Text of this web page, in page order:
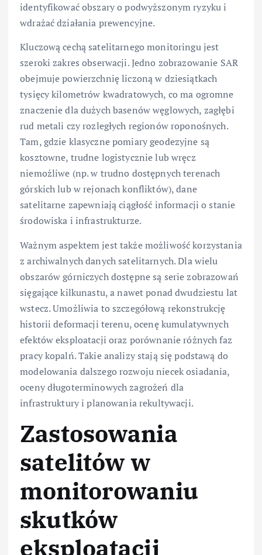
identyfikować obszary o podwyższonym ryzyku i
wdrażać działania prewencyjne.
Kluczową cechą satelitarnego monitoringu jest
szeroki zakres obserwacji. Jedno zobrazowanie SAR
obejmuje powierzchnię liczoną w dziesiątkach
tysięcy kilometrów kwadratowych, co ma ogromne
znaczenie dla dużych basenów węglowych, zagłębi
rud metali czy rozległych regionów roponośnych.
Tam, gdzie klasyczne pomiary geodezyjne są
kosztowne, trudne logistycznie lub wręcz
niemożliwe (np. w trudno dostępnych terenach
górskich lub w rejonach konfliktów), dane
satelitarne zapewniają ciągłość informacji o stanie
środowiska i infrastrukturze.
Ważnym aspektem jest także możliwość korzystania
z archiwalnych danych satelitarnych. Dla wielu
obszarów górniczych dostępne są serie zobrazowań
sięgające kilkunastu, a nawet ponad dwudziestu lat
wstecz. Umożliwia to szczegółową rekonstrukcję
historii deformacji terenu, ocenę kumulatywnych
efektów eksploatacji oraz porównanie różnych faz
pracy kopalń. Takie analizy stają się podstawą do
modelowania dalszego rozwoju niecek osiadania,
oceny długoterminowych zagrożeń dla
infrastruktury i planowania rekultywacji.
Zastosowania
satelitów w
monitorowaniu
skutków
eksploatacji